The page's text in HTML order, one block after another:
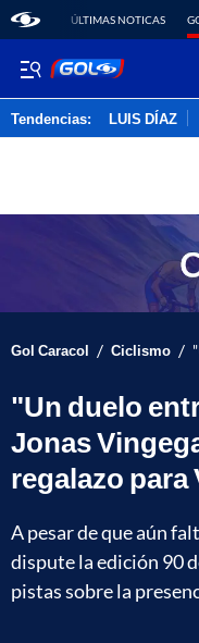
ÚLTIMAS NOTICAS
Tendencias: LUIS DÍAZ
Gol Caracol / Ciclismo /
"Un duelo
Jonas
regalazo para
A pesar de que aún
dispute la edición 90
pistas sobre la